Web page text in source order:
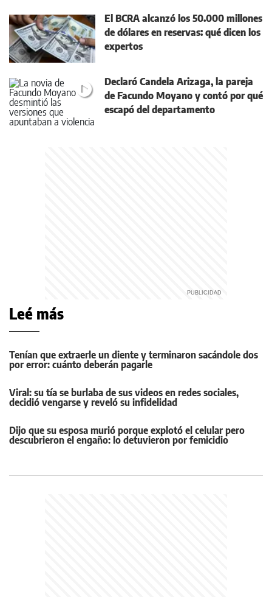
El BCRA alcanzó los 50.000 millones
de dólares en reservas: qué dicen los
expertos
Declaró Candela Arizaga, la pareja
de Facundo Moyano y contó por qué
escapó del departamento
Leé más
Tenían que extraerle un diente y terminaron sacándole dos
por error: cuánto deberán pagarle
Viral: su tía se burlaba de sus videos en redes sociales,
decidió vengarse y reveló su infidelidad
Dijo que su esposa murió porque explotó el celular pero
descubrieron el engaño: lo detuvieron por femicidio